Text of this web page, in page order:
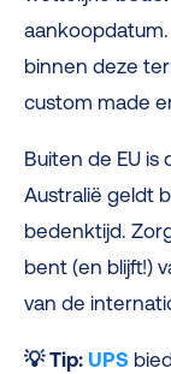
binnen deze
custom made
Buiten de EU
Australië geldt
bedenktijd.
bent (en blijft!)
van de
💡Tip: UPS